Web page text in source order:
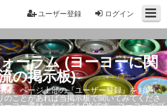
ログイン
ユーザー登録
ーラム (ヨーヨーに関
の掲示板)
は、ページ上部の『ユーザー登録』をお願い
のことがあれば当掲示板で聞いてみてくださ
ーヨー選び、なんでもOKです。ヨーヨーのプ